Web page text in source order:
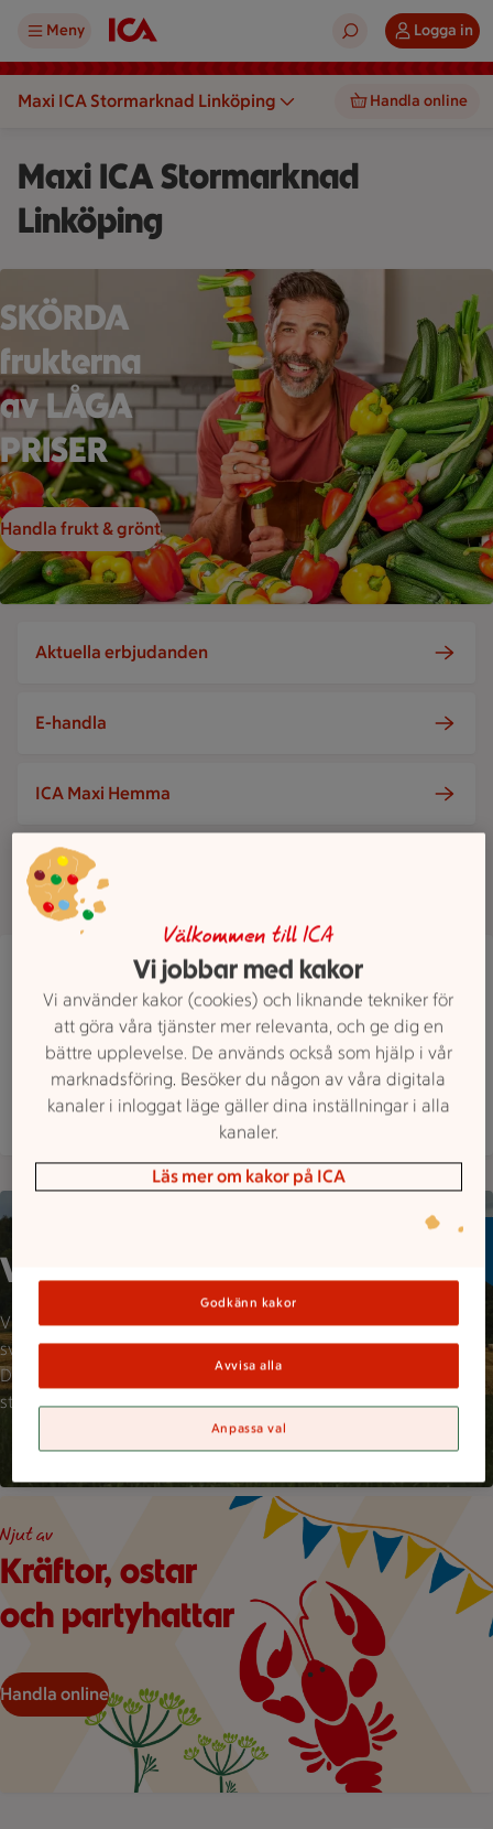
Meny Logga in
Maxi ICA Stormarknad Linköping Handla online
Maxi ICA Stormarknad
Linköping
En person håller ett grönsaksspett framför en stor hög med
SKÖRDA
frukterna
av LÅGA
PRISER
Handla frukt & grönt
Aktuella erbjudanden
E-handla
ICA Maxi Hemma
Maxi ICA Stormarknad Linköping
Västra Svedengatan 12, Linköping
Maxi ICA Stormarknad Linköping är öppen nu,
ÖppetStänger 23
Hitta hit 013 364700 Mejla butiken
Mer butiksinfo
Välj svenska varor!
Visste du att varannan tugga vi
svenskar äter är importerad?
Det vill vi ändra på med vart
stora svenska sortiment.
Illustration av en kräfta och två dillkvistar under hängande
Kräftor, ostar
och partyhattar
Njut av
Handla online
Välkommen till ICA
Vi jobbar med kakor
Vi använder kakor (cookies) och liknande tekniker för
att göra våra tjänster mer relevanta, och ge dig en
bättre upplevelse. De används också som hjälp i vår
marknadsföring. Besöker du någon av våra digitala
kanaler i inloggat läge gäller dina inställningar i alla
kanaler.
Läs mer om kakor på ICA
Godkänn kakor
Avvisa alla
Anpassa val